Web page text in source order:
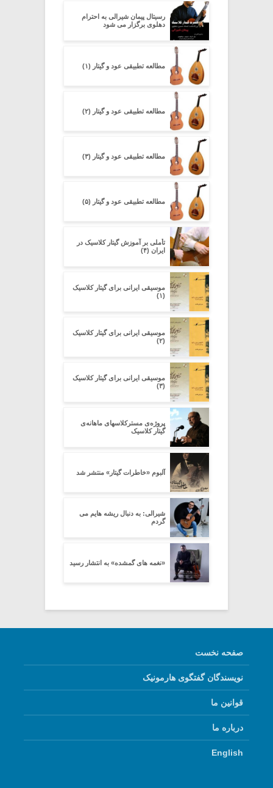
رسیتال پیمان شیرالی به احترام
دهلوی برگزار می شود
مطالعه تطبیقی عود و گیتار (۱)
مطالعه تطبیقی عود و گیتار (۲)
مطالعه تطبیقی عود و گیتار (۳)
مطالعه تطبیقی عود و گیتار (۵)
تأملی بر آموزش گیتار کلاسیک در
ایران (۴)
موسیقی ایرانی برای گیتار کلاسیک
(۱)
موسیقی ایرانی برای گیتار کلاسیک
(۲)
موسیقی ایرانی برای گیتار کلاسیک
(۳)
پروژه‌ی مسترکلاسهای ماهانه‌ی
گیتار کلاسیک
آلبوم «خاطرات گیتار» منتشر شد
شیرالی: به دنبال ریشه هایم می
گردم
«نغمه های گمشده» به انتشار رسید
صفحه نخست
نویسندگان گفتگوی هارمونیک
قوانین ما
درباره ما
English